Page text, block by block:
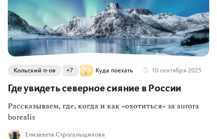
Куда поехать
+7
Кольский п-ов 10 сентября 2025
Где увидеть северное сияние в России
Рассказываем, где, когда и как «охотиться» за aurora
borealis
Елизавета Строгальщикова